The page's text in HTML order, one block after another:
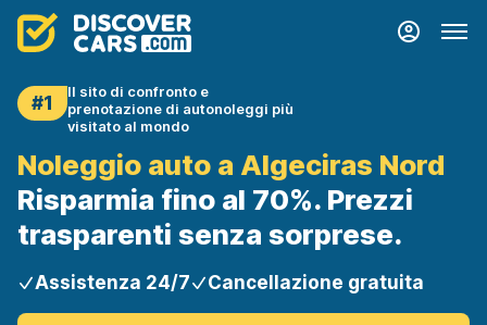
#1
Il sito di confronto e
prenotazione di autonoleggi più
visitato al mondo
Noleggio auto a Algeciras Nord
Risparmia fino al 70%. Prezzi
trasparenti senza sorprese.
Assistenza 24/7 Cancellazione gratuita